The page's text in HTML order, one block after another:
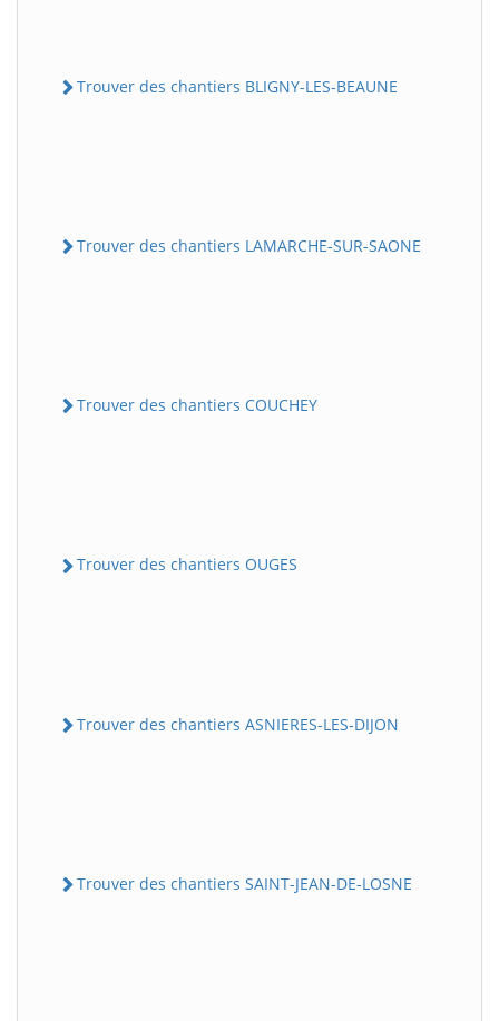
Trouver des chantiers BLIGNY-LES-BEAUNE
Trouver des chantiers LAMARCHE-SUR-SAONE
Trouver des chantiers COUCHEY
Trouver des chantiers OUGES
Trouver des chantiers ASNIERES-LES-DIJON
Trouver des chantiers SAINT-JEAN-DE-LOSNE